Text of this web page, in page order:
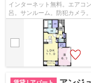
インターネット無料。エアコ
呂。サンルーム。防犯カメラ
口)。カウンターキッチン。シ